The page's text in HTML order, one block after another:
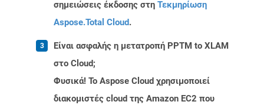
σημειώσεις έκδοσης στη Τεκμηρίωση
Aspose.Total Cloud.
Είναι ασφαλής η μετατροπή PPTM to XLAM
στο Cloud;
Φυσικά! Το Aspose Cloud χρησιμοποιεί
διακομιστές cloud της Amazon EC2 που